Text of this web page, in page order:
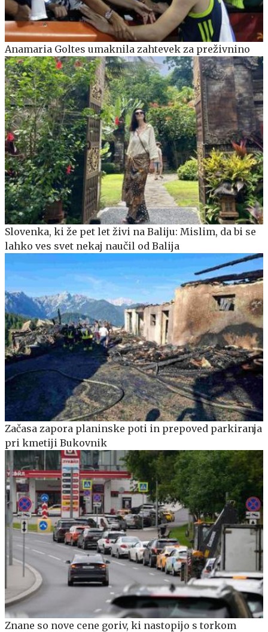
Anamaria Goltes umaknila zahtevek za preživnino
Slovenka, ki že pet let živi na Baliju: Mislim, da bi se
lahko ves svet nekaj naučil od Balija
Začasa zapora planinske poti in prepoved parkiranja
pri kmetiji Bukovnik
Znane so nove cene goriv, ki nastopijo s torkom